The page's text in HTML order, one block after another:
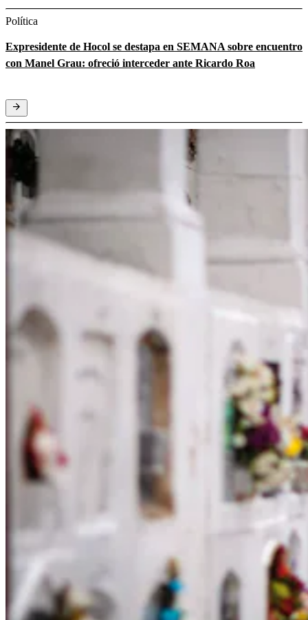
Política
Expresidente de Hocol se destapa en SEMANA sobre encuentro
con Manel Grau: ofreció interceder ante Ricardo Roa